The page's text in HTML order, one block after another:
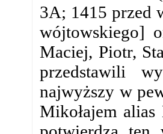
3A; 1415 przed
wójtowskiego]
Maciej, Piotr,
przedstawili
najwyższy w
Mikołajem